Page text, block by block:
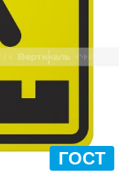
ГОСТ